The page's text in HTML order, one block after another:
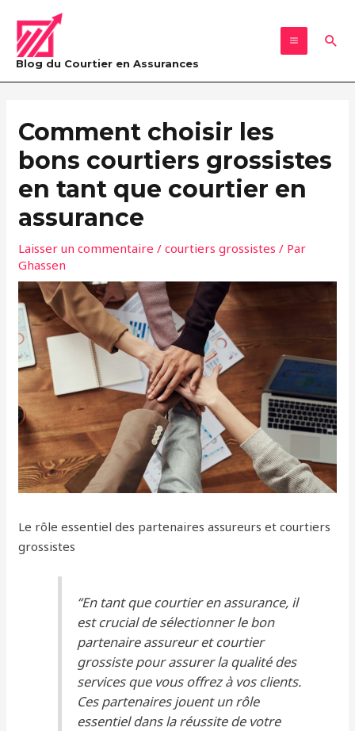
contenu
Blog du Courtier en Assurances
MENU
Comment choisir les
bons courtiers grossistes
en tant que courtier en
assurance
Laisser un commentaire /courtiers grossistes / Par
Ghassen
Le rôle essentiel des partenaires assureurs et courtiers
grossistes
“En tant que courtier en assurance, il
est crucial de sélectionner le bon
partenaire assureur et courtier
grossiste pour assurer la qualité des
services que vous offrez à vos clients.
Ces partenaires jouent un rôle
essentiel dans la réussite de votre
articles